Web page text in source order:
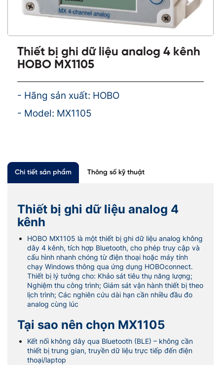
Thiết bị ghi dữ liệu analog 4 kênh
HOBO MX1105
- Hãng sản xuất: HOBO
- Model: MX1105
Chi tiết sản phẩm Thông số kỹ thuật
Thiết bị ghi dữ liệu analog 4
kênh
HOBO MX1105 là một thiết bị ghi dữ liệu analog không
dây 4 kênh, tích hợp Bluetooth, cho phép truy cập và
cấu hình nhanh chóng từ điện thoại hoặc máy tính
chạy Windows thông qua ứng dụng HOBOconnect.
Thiết bị lý tưởng cho: Khảo sát tiêu thụ năng lượng;
Nghiệm thu công trình; Giám sát vận hành thiết bị theo
lịch trình; Các nghiên cứu dài hạn cần nhiều đầu đo
analog cùng lúc
Tại sao nên chọn MX1105
Kết nối không dây qua Bluetooth (BLE) – không cần
thiết bị trung gian, truyền dữ liệu trực tiếp đến điện
thoại/laptop